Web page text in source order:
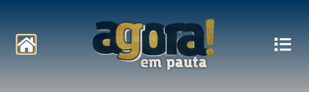
Notícias